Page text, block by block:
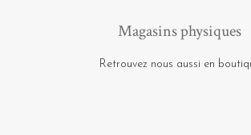
Magasins physiques
Retrouvez nous aussi en